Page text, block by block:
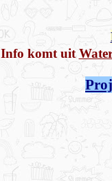
Info komt uit